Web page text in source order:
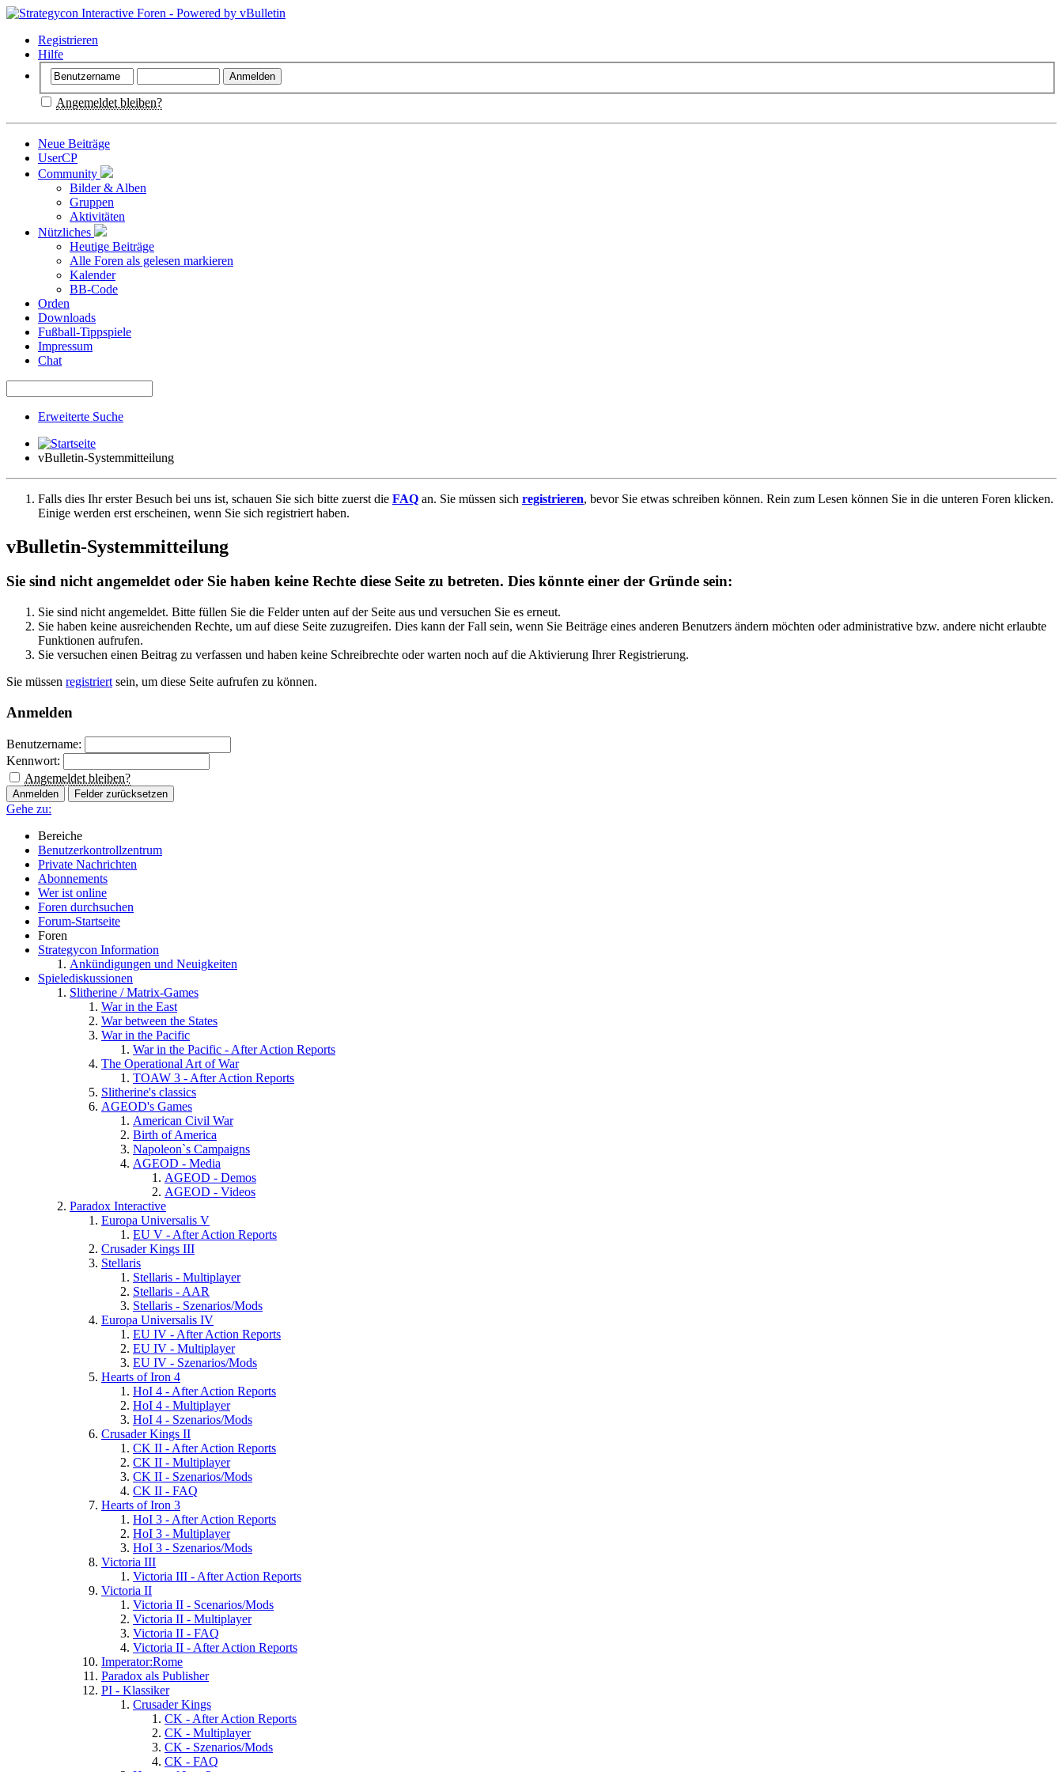
Registrieren
Hilfe
Angemeldet bleiben?
Neue Beiträge
UserCP
Community
Bilder & Alben
Gruppen
Aktivitäten
Nützliches
Heutige Beiträge
Alle Foren als gelesen markieren
Kalender
BB-Code
Orden
Downloads
Fußball-Tippspiele
Impressum
Chat
Erweiterte Suche
vBulletin-Systemmitteilung
Falls dies Ihr erster Besuch bei uns ist, schauen Sie sich bitte zuerst die FAQ an. Sie müssen sich registrieren, bevor Sie etwas schreiben können. Rein zum Lesen können Sie in die unteren Foren klicken.
Einige werden erst erscheinen, wenn Sie sich registriert haben.
vBulletin-Systemmitteilung
Sie sind nicht angemeldet oder Sie haben keine Rechte diese Seite zu betreten. Dies könnte einer der Gründe sein:
Sie sind nicht angemeldet. Bitte füllen Sie die Felder unten auf der Seite aus und versuchen Sie es erneut.
Sie haben keine ausreichenden Rechte, um auf diese Seite zuzugreifen. Dies kann der Fall sein, wenn Sie Beiträge eines anderen Benutzers ändern möchten oder administrative bzw. andere nicht erlaubte
Funktionen aufrufen.
Sie versuchen einen Beitrag zu verfassen und haben keine Schreibrechte oder warten noch auf die Aktivierung Ihrer Registrierung.
Sie müssen registriert sein, um diese Seite aufrufen zu können.
Anmelden
Benutzername:
Kennwort:
Angemeldet bleiben?
Gehe zu:
Bereiche
Benutzerkontrollzentrum
Private Nachrichten
Abonnements
Wer ist online
Foren durchsuchen
Forum-Startseite
Foren
Strategycon Information
Ankündigungen und Neuigkeiten
Spielediskussionen
Slitherine / Matrix-Games
War in the East
War between the States
War in the Pacific
War in the Pacific - After Action Reports
The Operational Art of War
TOAW 3 - After Action Reports
Slitherine's classics
AGEOD's Games
American Civil War
Birth of America
Napoleon`s Campaigns
AGEOD - Media
AGEOD - Demos
AGEOD - Videos
Paradox Interactive
Europa Universalis V
EU V - After Action Reports
Crusader Kings III
Stellaris
Stellaris - Multiplayer
Stellaris - AAR
Stellaris - Szenarios/Mods
Europa Universalis IV
EU IV - After Action Reports
EU IV - Multiplayer
EU IV - Szenarios/Mods
Hearts of Iron 4
HoI 4 - After Action Reports
HoI 4 - Multiplayer
HoI 4 - Szenarios/Mods
Crusader Kings II
CK II - After Action Reports
CK II - Multiplayer
CK II - Szenarios/Mods
CK II - FAQ
Hearts of Iron 3
HoI 3 - After Action Reports
HoI 3 - Multiplayer
HoI 3 - Szenarios/Mods
Victoria III
Victoria III - After Action Reports
Victoria II
Victoria II - Scenarios/Mods
Victoria II - Multiplayer
Victoria II - FAQ
Victoria II - After Action Reports
Imperator:Rome
Paradox als Publisher
PI - Klassiker
Crusader Kings
CK - After Action Reports
CK - Multiplayer
CK - Szenarios/Mods
CK - FAQ